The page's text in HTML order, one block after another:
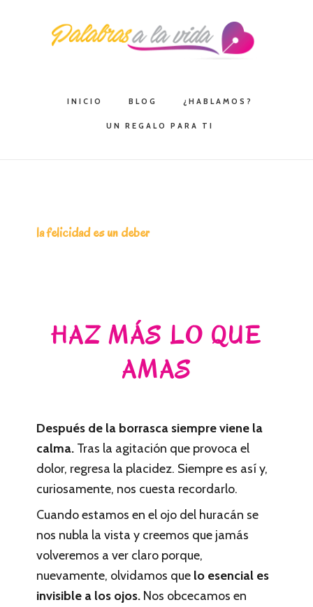
contenido
INICIO BLOG ¿HABLAMOS?
UN REGALO PARA TI
la felicidad es un deber
HAZ MÁS LO QUE
AMAS
Después de la borrasca siempre viene la
calma. Tras la agitación que provoca el
dolor, regresa la placidez. Siempre es así y,
curiosamente, nos cuesta recordarlo.
Cuando estamos en el ojo del huracán se
nos nubla la vista y creemos que jamás
volveremos a ver claro porque,
nuevamente, olvidamos que lo esencial es
invisible a los ojos. Nos obcecamos en